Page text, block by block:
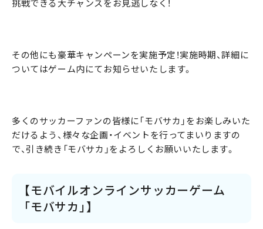
挑戦できる大チャンスをお見逃しなく！
その他にも豪華キャンペーンを実施予定！実施時期、詳細に
ついてはゲーム内にてお知らせいたします。
多くのサッカーファンの皆様に「モバサカ」をお楽しみいた
だけるよう、様々な企画・イベントを行ってまいりますの
で、引き続き「モバサカ」をよろしくお願いいたします。
【モバイルオンラインサッカーゲーム
「モバサカ」】